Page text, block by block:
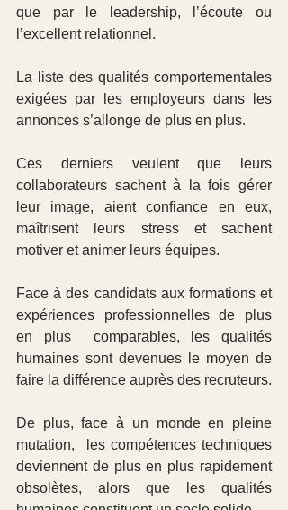
que par le leadership, l’écoute ou
l’excellent relationnel.
La liste des qualités comportementales
exigées par les employeurs dans les
annonces s’allonge de plus en plus.
Ces derniers veulent que leurs
collaborateurs sachent à la fois gérer
leur image, aient confiance en eux,
maîtrisent leurs stress et sachent
motiver et animer leurs équipes.
Face à des candidats aux formations et
expériences professionnelles de plus
en plus  comparables, les qualités
humaines sont devenues le moyen de
faire la différence auprès des recruteurs.
De plus, face à un monde en pleine
mutation,  les compétences techniques
deviennent de plus en plus rapidement
obsolètes, alors que les qualités